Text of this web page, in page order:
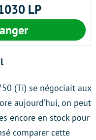
LP
(Ti) se négociait aux
aujourd’hui, on peut
encore en stock pour
comparer cette